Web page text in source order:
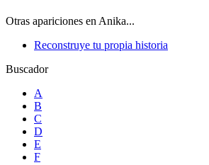
Otras apariciones en Anika...
Reconstruye tu propia historia
Buscador
A
B
C
D
E
F